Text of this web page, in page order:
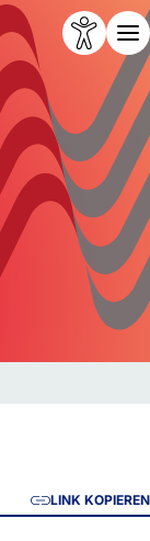
LINK KOPIEREN